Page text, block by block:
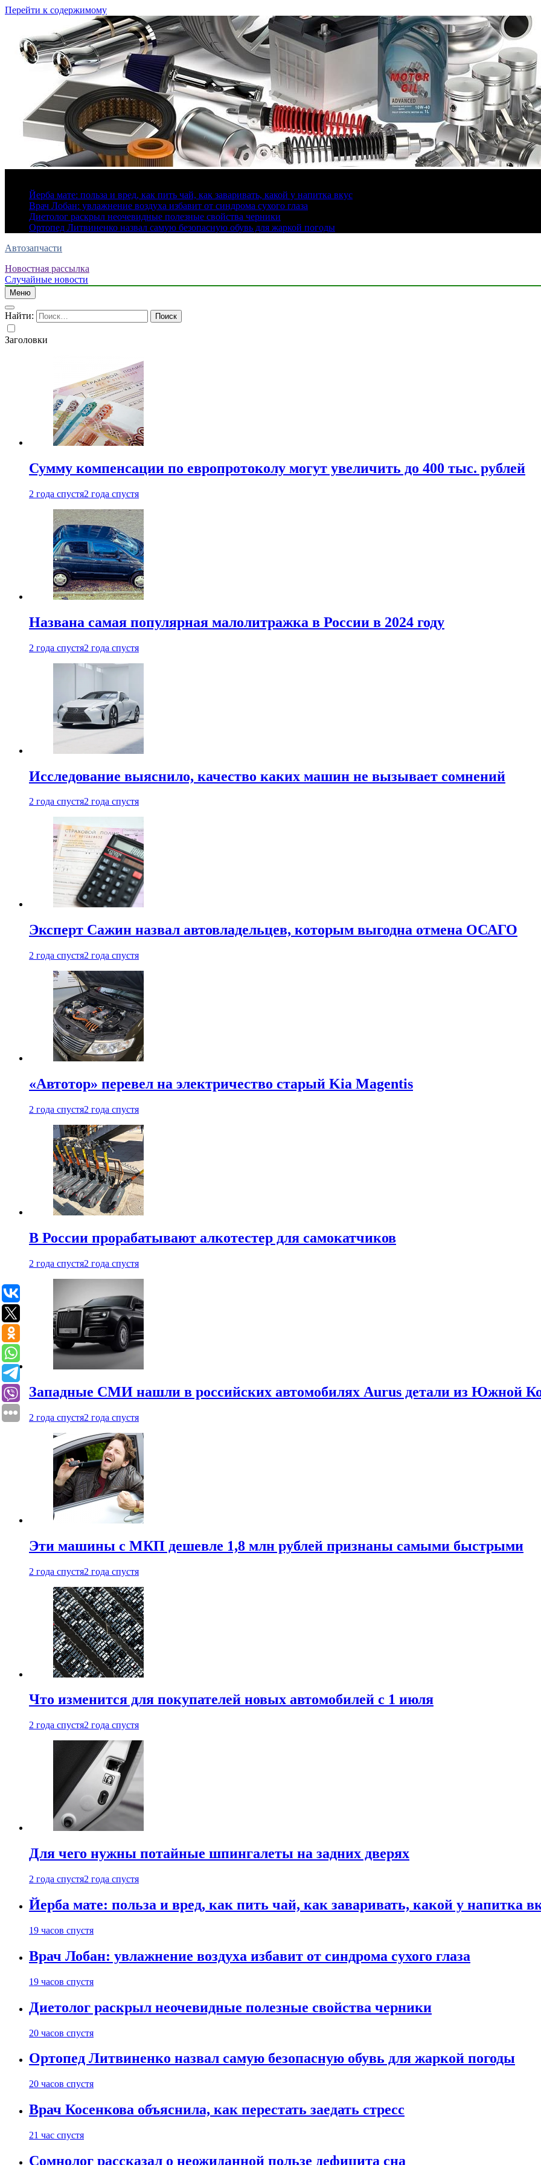
Перейти к содержимому
Йерба мате: польза и вред, как пить чай, как заваривать, какой у напитка вкус
Врач Лобан: увлажнение воздуха избавит от синдрома сухого глаза
Диетолог раскрыл неочевидные полезные свойства черники
Ортопед Литвиненко назвал самую безопасную обувь для жаркой погоды
Автозапчасти
Новостная рассылка
Случайные новости
Меню
Найти:
Заголовки
Сумму компенсации по европротоколу могут увеличить до 400 тыс. рублей
2 года спустя2 года спустя
Названа самая популярная малолитражка в России в 2024 году
2 года спустя2 года спустя
Исследование выяснило, качество каких машин не вызывает сомнений
2 года спустя2 года спустя
Эксперт Сажин назвал автовладельцев, которым выгодна отмена ОСАГО
2 года спустя2 года спустя
«Автотор» перевел на электричество старый Kia Magentis
2 года спустя2 года спустя
В России прорабатывают алкотестер для самокатчиков
2 года спустя2 года спустя
Западные СМИ нашли в российских автомобилях Aurus детали из Южной
2 года спустя2 года спустя
Эти машины с МКП дешевле 1,8 млн рублей признаны самыми быстрыми
2 года спустя2 года спустя
Что изменится для покупателей новых автомобилей с 1 июля
2 года спустя2 года спустя
Для чего нужны потайные шпингалеты на задних дверях
2 года спустя2 года спустя
Йерба мате: польза и вред, как пить чай, как заваривать, какой у напитка
19 часов спустя
Врач Лобан: увлажнение воздуха избавит от синдрома сухого глаза
19 часов спустя
Диетолог раскрыл неочевидные полезные свойства черники
20 часов спустя
Ортопед Литвиненко назвал самую безопасную обувь для жаркой погоды
20 часов спустя
Врач Косенкова объяснила, как перестать заедать стресс
21 час спустя
Сомнолог рассказал о неожиданной пользе дефицита сна